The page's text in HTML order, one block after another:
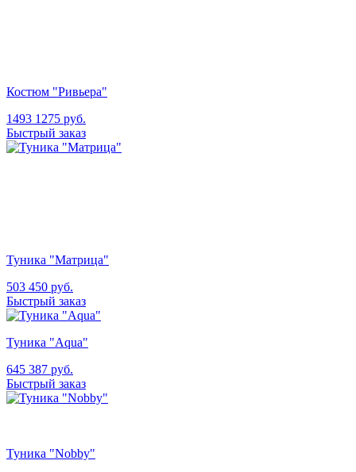
Костюм "Ривьера"
1493 1275 руб.
Быстрый заказ
Туника "Матрица"
503 450 руб.
Быстрый заказ
Туника "Aqua"
645 387 руб.
Быстрый заказ
Туника "Nobby"